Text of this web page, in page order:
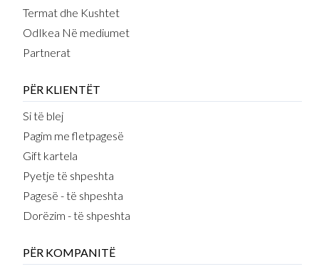
Termat dhe Kushtet
OdIkea Në mediumet
Partnerat
PËR KLIENTËT
Si të blej
Pagim me fletpagesë
Gift kartela
Pyetje të shpeshta
Pagesë - të shpeshta
Dorëzim - të shpeshta
PËR KOMPANITË